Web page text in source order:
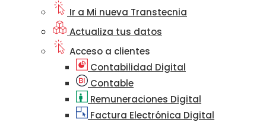
Ir a Mi nueva Transtecnia
Actualiza tus datos
Acceso a clientes
Contabilidad Digital
Contable
Remuneraciones Digital
Factura Electrónica Digital